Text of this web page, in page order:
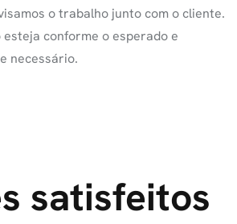
o trabalho junto com o cliente.
conforme o esperado e
necessário.
satisfeitos